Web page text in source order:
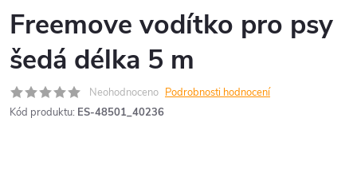
Freemove vodítko pro psy
šedá délka 5 m
Neohodnoceno Podrobnosti hodnocení
Kód produktu: ES-48501_40236